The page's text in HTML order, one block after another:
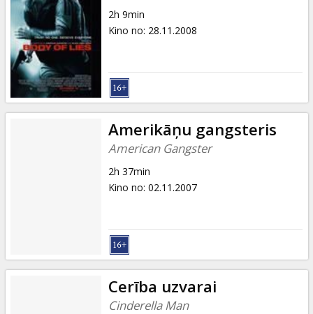
2h 9min
Kino no: 28.11.2008
Amerikāņu gangsteris
American Gangster
2h 37min
Kino no: 02.11.2007
Cerība uzvarai
Cinderella Man